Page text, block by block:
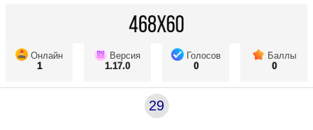
Онлайн
1
Версия
1.17.0
Голосов
0
Баллы
0
29